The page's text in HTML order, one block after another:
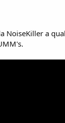
NoiseKiller a